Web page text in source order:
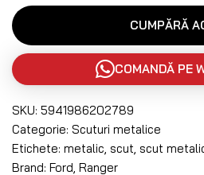
CUMPĂRĂ
COMANDĂ PE
SKU: 5941986202789
Categorie: Scuturi metalice
Etichete: metalic scut scut
Brand: Ford Ranger